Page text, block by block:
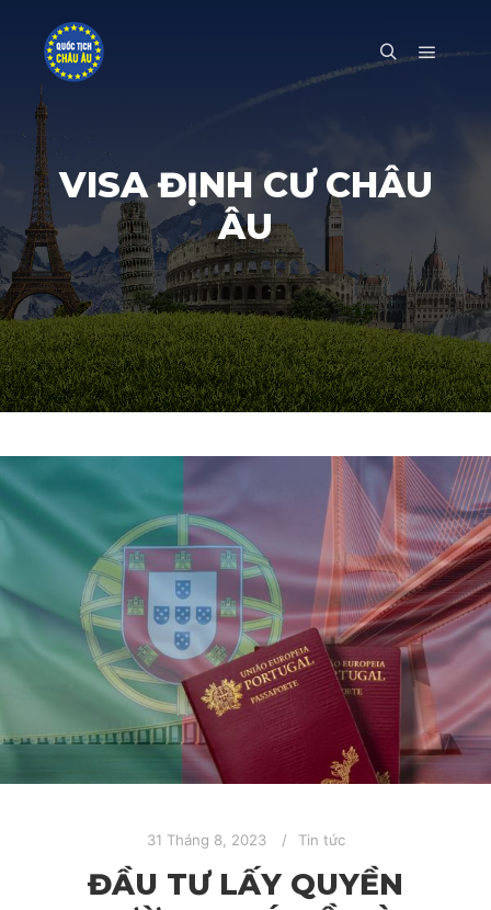
VISA ĐỊNH CƯ CHÂU
ÂU
31 Tháng 8, 2023 Tin tức
ĐẦU TƯ LẤY QUYỀN